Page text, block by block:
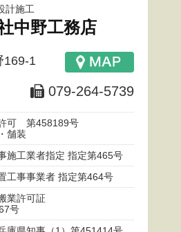
計施工
中野工務店
169-1
079-264-5739
可 第458189号
舗装
施工業者指定 指定第465号
工事事業者 指定第464号
業許可証
号